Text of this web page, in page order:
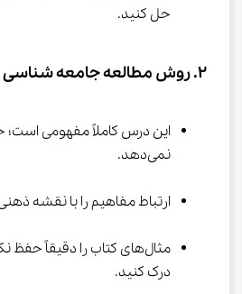
حل کنید.
۲. روش مطالعه جامعه ‌شناسی
این درس کاملاً مفهومی
نمی‌دهد.
ارتباط مفاهیم را با نقشه
مثال‌های کتاب را دقیقاً حفظ
درک کنید.